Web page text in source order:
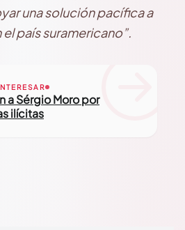
una solución pacífica a
país suramericano”.
a Sérgio Moro por
ilícitas